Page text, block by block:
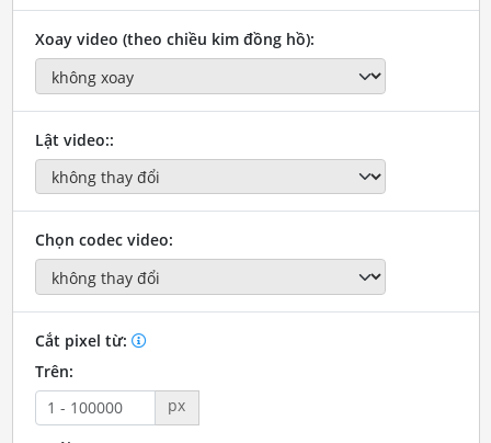
Xoay video (theo chiều kim đồng hồ):
Lật video::
Chọn codec video:
Cắt pixel từ:
Trên:
px